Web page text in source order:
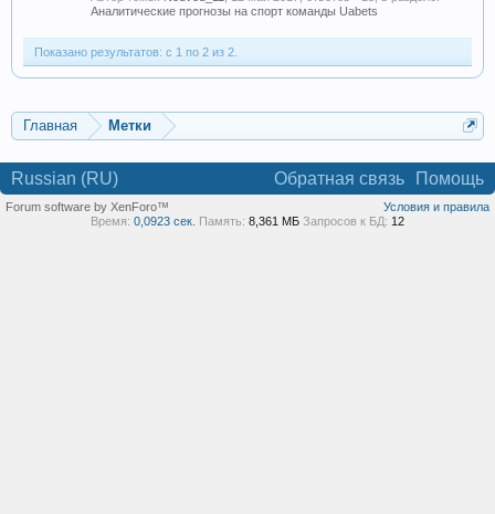
Аналитические прогнозы на спорт команды Uabets
Показано результатов: с 1 по 2 из 2.
Главная Метки
Russian (RU) Обратная связь Помощь
Условия и правила
Forum software by XenForo™
Время: 0,0923 сек. Память: 8,361 МБ Запросов к БД: 12